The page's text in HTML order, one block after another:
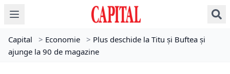
Capital > Economie > Plus deschide la Titu şi Buftea şi
ajunge la 90 de magazine